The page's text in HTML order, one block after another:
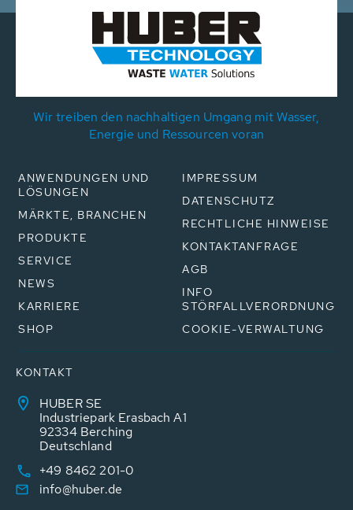
Wir treiben den nachhaltigen Umgang mit Wasser,
Energie und Ressourcen voran
ANWENDUNGEN UND
LÖSUNGEN
MÄRKTE, BRANCHEN
PRODUKTE
SERVICE
NEWS
KARRIERE
SHOP
IMPRESSUM
DATENSCHUTZ
RECHTLICHE HINWEISE
KONTAKTANFRAGE
AGB
INFO
STÖRFALLVERORDNUNG
COOKIE-VERWALTUNG
KONTAKT
HUBER SE
Industriepark Erasbach A1
92334 Berching
Deutschland
+49 8462 201-0
info@huber.de